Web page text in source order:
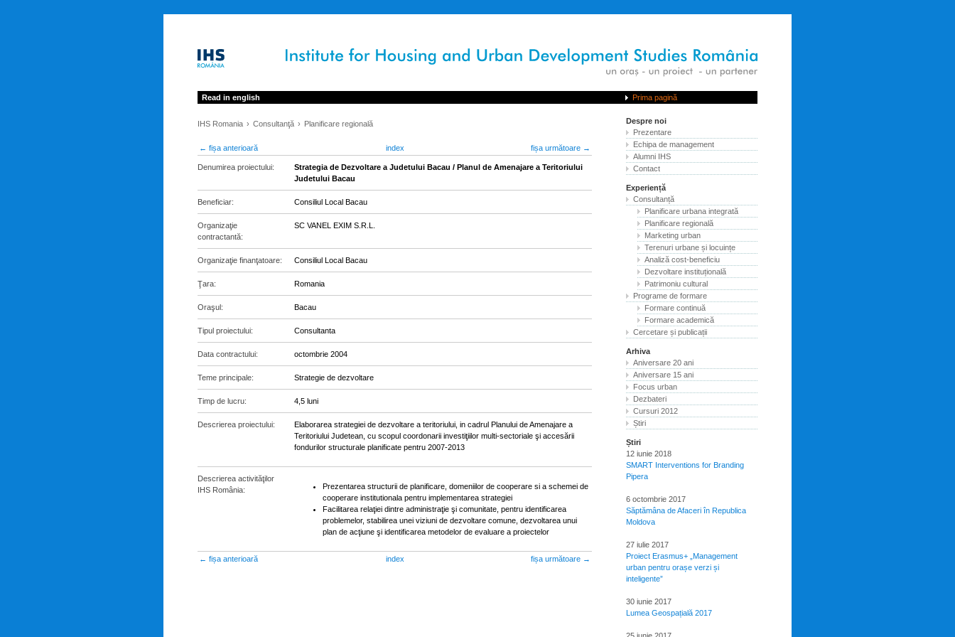
Read in english Prima pagină
IHS Romania Consultanţă Planificare regională Strategia de Dezvoltare a Judetului Bacau / Planul de Amenajare a Teritoriului Judetului Bacau
← fișa anterioară index fișa următoare →
Denumirea proiectului:
Strategia de Dezvoltare a Judetului Bacau / Planul de Amenajare a Teritoriului
Judetului Bacau
Beneficiar: Consiliul Local Bacau
Organizaţie
contractantă:
SC VANEL EXIM S.R.L.
Organizaţie finanţatoare: Consiliul Local Bacau
Ţara: Romania
Oraşul: Bacau
Tipul proiectului: Consultanta
Data contractului: octombrie 2004
Teme principale: Strategie de dezvoltare
Timp de lucru: 4,5 luni
Descrierea proiectului:
Elaborarea strategiei de dezvoltare a teritoriului, in cadrul Planului de Amenajare a
Teritoriului Judetean, cu scopul coordonarii investiţiilor multi-sectoriale şi accesării
fondurilor structurale planificate pentru 2007-2013
Descrierea activităţilor
IHS România:
Prezentarea structurii de planificare, domeniilor de cooperare si a schemei de
cooperare institutionala pentru implementarea strategiei
Facilitarea relaţiei dintre administraţie şi comunitate, pentru identificarea
problemelor, stabilirea unei viziuni de dezvoltare comune, dezvoltarea unui
plan de acţiune şi identificarea metodelor de evaluare a proiectelor
← fișa anterioară index fișa următoare →
Despre noi
Prezentare
Echipa de management
Alumni IHS
Contact
Experiență
Consultanță
Planificare urbana integrată
Planificare regională
Marketing urban
Terenuri urbane și locuințe
Analiză cost-beneficiu
Dezvoltare instituțională
Patrimoniu cultural
Programe de formare
Formare continuă
Formare academică
Cercetare și publicații
Arhiva
Aniversare 20 ani
Aniversare 15 ani
Focus urban
Dezbateri
Cursuri 2012
Știri
Știri
12 iunie 2018
SMART Interventions for Branding
Pipera
6 octombrie 2017
Săptămâna de Afaceri în Republica
Moldova
27 iulie 2017
Proiect Erasmus+ „Management
urban pentru orașe verzi și
inteligente”
30 iunie 2017
Lumea Geospațială 2017